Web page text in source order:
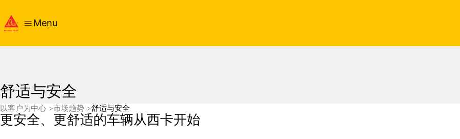
Menu
舒适与安全
以客户为中心 市场趋势 舒适与安全
更安全、更舒适的车辆从西卡开始